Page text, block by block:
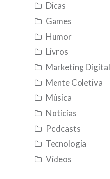
Dicas
Games
Humor
Livros
Marketing Digital
Mente Coletiva
Música
Notícias
Podcasts
Tecnologia
Vídeos